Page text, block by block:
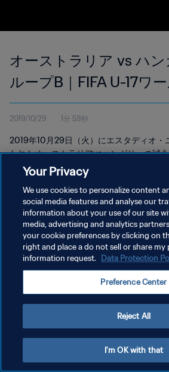
オーストラリア vs ハ
ループB｜FIFA U-17ワ
ブラジル2019｜ハイラ
2019/10/29 1分 59秒
2019年10月29日（火）にエスタディオ・
われたオーストラリアvsハンガリーの試
さい。
プライバシーポリシー
サービス利用規約
Your Privacy
We use cookies to personalize content
social media features and analyse our
information about your use of our site
media, advertising and analytics
your cookie preferences by clicking on
right and place a do not sell or share my
information request. Data Protection
Preference Center
Reject All
I'm OK with that